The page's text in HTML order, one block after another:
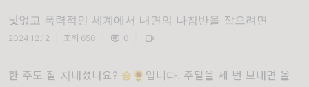
덧없고 폭력적인 세계에서 내면의 나침반을 잡으려면
2024.12.12 조회 650 0
한 주도 잘 지내셨나요? 숑 🌻입니다. 주말을 세 번 보내면 올